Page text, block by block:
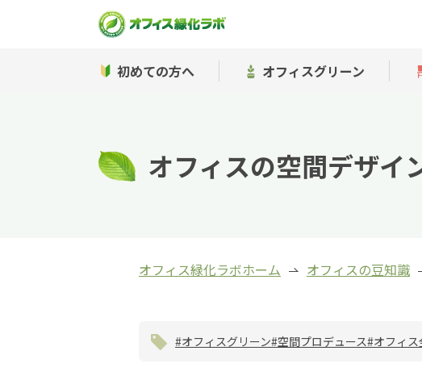
初めての方へ オフィスグリーン
オフィスの空間デザイ
オフィス緑化ラボホーム オフィスの豆知識
#オフィスグリーン#空間プロデュース#オフィス